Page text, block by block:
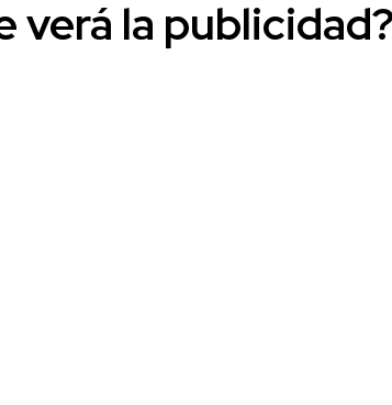
verá la publicidad?